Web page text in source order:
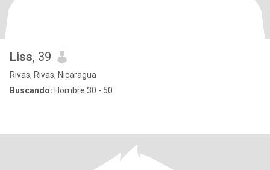
Liss, 39
Rivas, Rivas, Nicaragua
Buscando: Hombre 30 - 50